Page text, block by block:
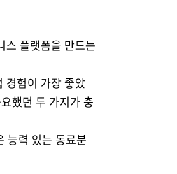
플랫폼을 만드는
경험이 가장 좋았
했던 두 가지가 충
능력 있는 동료분